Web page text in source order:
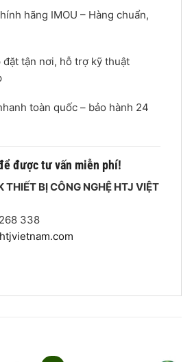
hãng IMOU – Hàng chuẩn,
đặt tận nơi, hỗ trợ kỹ thuật
toàn quốc – bảo hành 24
được tư vấn miễn phí!
THIẾT BỊ CÔNG NGHỆ HTJ VIỆT
338